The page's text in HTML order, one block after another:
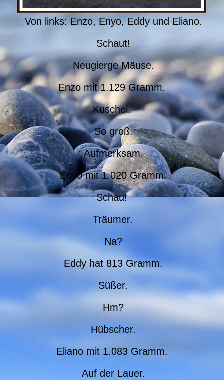
Von links: Enzo, Enyo, Eddy und Eliano.
Schaut!
Neugierge Mäuse.
Enzo mit 1.129 Gramm.
Kuschel.
So groß.
Aufmerksam.
Enyo mit 1.020 Gramm.
Schau!
Träumer.
Na?
Eddy hat 813 Gramm.
Süßer.
Hm?
Hübscher.
Eliano mit 1.083 Gramm.
Auf der Lauer.